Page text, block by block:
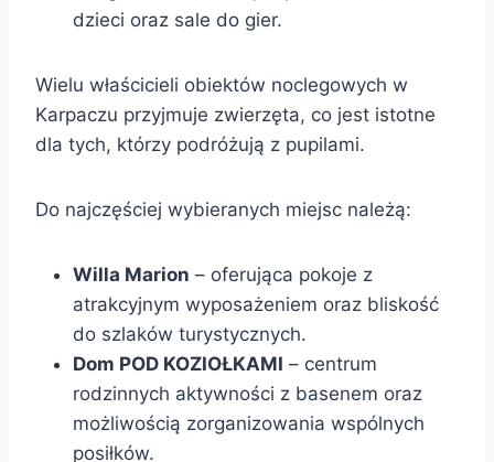
dzieci oraz sale do gier.
Wielu właścicieli obiektów noclegowych w
Karpaczu przyjmuje zwierzęta, co jest istotne
dla tych, którzy podróżują z pupilami.
Do najczęściej wybieranych miejsc należą:
Willa Marion – oferująca pokoje z
atrakcyjnym wyposażeniem oraz bliskość
do szlaków turystycznych.
Dom POD KOZIOŁKAMI – centrum
rodzinnych aktywności z basenem oraz
możliwością zorganizowania wspólnych
posiłków.